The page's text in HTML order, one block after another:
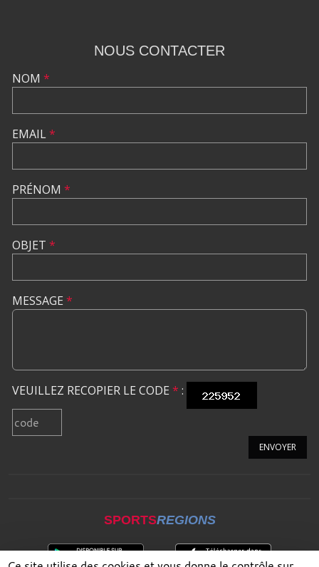
NOUS CONTACTER
NOM *
EMAIL*
PRÉNOM *
OBJET *
MESSAGE *
VEUILLEZ RECOPIER LE CODE * :
ENVOYER
SPORTSREGIONS